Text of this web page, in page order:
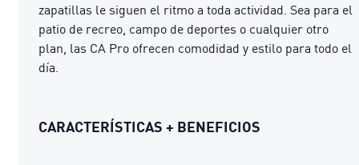
zapatillas le siguen el ritmo a toda actividad. Sea para el
patio de recreo, campo de deportes o cualquier otro
plan, las CA Pro ofrecen comodidad y estilo para todo el
día.
CARACTERÍSTICAS + BENEFICIOS